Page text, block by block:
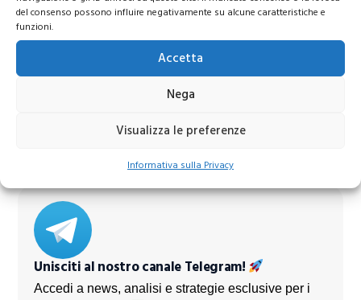
del consenso possono influire negativamente su alcune caratteristiche e
funzioni.
Accetta
Nega
Visualizza le preferenze
Informativa sulla Privacy
Unisciti al nostro canale Telegram!
Accedi a news, analisi e strategie esclusive per i